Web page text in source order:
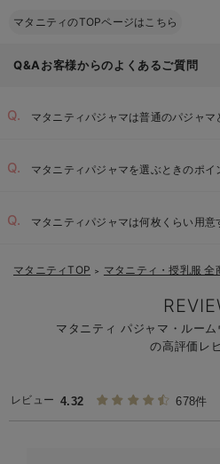
マタニティのTOPページはこちら
Q&Aお客様からのよくあるご質問
マタニティパジャマは普通のパジャマ
ゆったりとしたサイズと丈：
マタニティパジャマを選ぶときのポイ
マタニティパジャマは何枚くらい用意
マタニティTOP ＞ マタニティ・授乳服 全
マタニティ パジャマ・ルー
の高評価レ
レビュー 4.32 678件